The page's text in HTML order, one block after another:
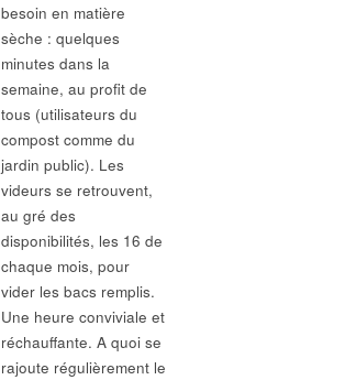
besoin en matière
sèche : quelques
minutes dans la
semaine, au profit de
tous (utilisateurs du
compost comme du
jardin public). Les
videurs se retrouvent,
au gré des
disponibilités, les 16 de
chaque mois, pour
vider les bacs remplis.
Une heure conviviale et
réchauffante. A quoi se
rajoute régulièrement le